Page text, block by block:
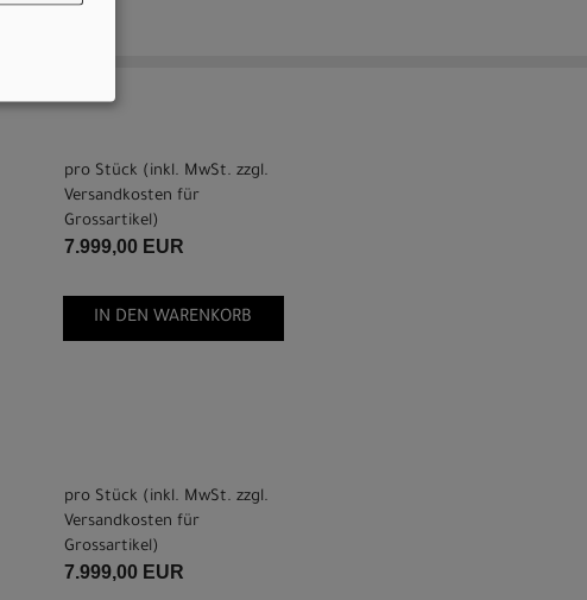
pro Stück (inkl. MwSt. zzgl.
Versandkosten für
Grossartikel )
7.999,00 EUR
IN DEN WARENKORB
pro Stück (inkl. MwSt. zzgl.
Versandkosten für
Grossartikel )
7.999,00 EUR